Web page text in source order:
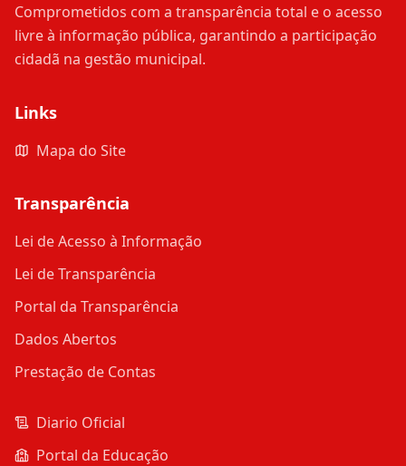
Comprometidos com a transparência total e o acesso
livre à informação pública, garantindo a participação
cidadã na gestão municipal.
Links
Mapa do Site
Transparência
Lei de Acesso à Informação
Lei de Transparência
Portal da Transparência
Dados Abertos
Prestação de Contas
Diario Oficial
Portal da Educação